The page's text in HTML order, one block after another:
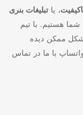
، یا تبلیغات بنری
هستیم. با تیم
شکل ممکن دیده
با ما در تماس